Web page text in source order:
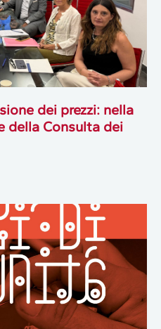
dei prezzi: nella
della Consulta dei